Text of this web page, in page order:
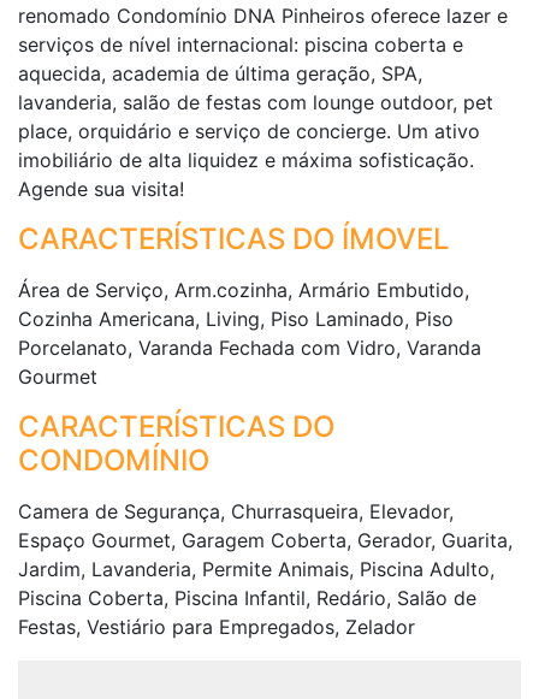
renomado Condomínio DNA Pinheiros oferece lazer e
serviços de nível internacional: piscina coberta e
aquecida, academia de última geração, SPA,
lavanderia, salão de festas com lounge outdoor, pet
place, orquidário e serviço de concierge. Um ativo
imobiliário de alta liquidez e máxima sofisticação.
Agende sua visita!
CARACTERÍSTICAS DO ÍMOVEL
Área de Serviço, Arm.cozinha, Armário Embutido,
Cozinha Americana, Living, Piso Laminado, Piso
Porcelanato, Varanda Fechada com Vidro, Varanda
Gourmet
CARACTERÍSTICAS DO
CONDOMÍNIO
Camera de Segurança, Churrasqueira, Elevador,
Espaço Gourmet, Garagem Coberta, Gerador, Guarita,
Jardim, Lavanderia, Permite Animais, Piscina Adulto,
Piscina Coberta, Piscina Infantil, Redário, Salão de
Festas, Vestiário para Empregados, Zelador